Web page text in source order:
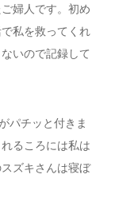
婦人です。初め
私を救ってくれ
いので記録して
パチッと付きま
るころには私は
ズキさんは寝ぼ